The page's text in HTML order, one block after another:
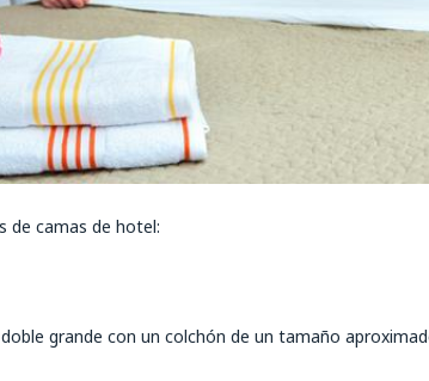
de camas de hotel:
grande con un colchón de un tamaño